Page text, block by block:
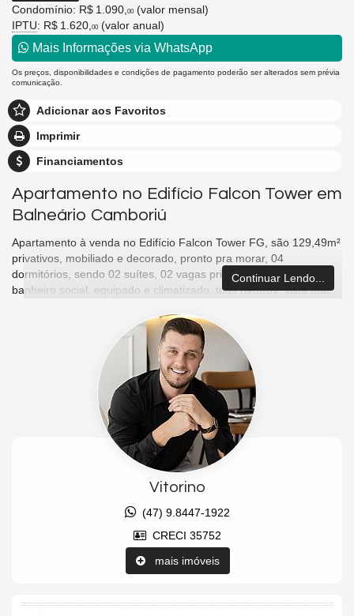
Condomínio: R$ 1.090, 00 (valor mensal)
IPTU: R$ 1.620, 00 (valor anual)
Mais Informações via WhatsApp
Os preços, disponibilidades e condições de pagamento poderão ser alterados sem prévia
comunicação.
Adicionar aos Favoritos
Imprimir
Financiamentos
Apartamento no Edifício Falcon Tower em
Balneário Camboriú
Apartamento à venda no Edifício Falcon Tower FG, são 129,49m²
privativos, mobiliado e decorado, pronto pra morar, 04
dormitórios, sendo 02 suítes, 02 vagas privativas, lavabo,
banheiro social, equipado e climatizado, tons neutros, vista mar,
O emprendimento conta com ampla área de lazer, psicina com
raia, salão de festas, salão de jogos, sala de tv, brinquedoteca,
playground, academia, quiosque, gazebo e quadra poliesportiva.
Alto padrão de acabamento, localizado no Centro, próximo aos
comércios, área completa da saúde, restaurentes, fácil acesso
para BR-101 e Itajaí.
Está em busca de apartamento no Falcon Tower FG?
Entre em contato conosco para conhecer essa unidade pronta
Estuda parcelamento direto
Aceita Financiamento bancário
Características do Imóvel
Piso Porcelanato
Continuar Lendo...
Vitorino
(47) 9.8447-1922
CRECI 35752
mais imóveis